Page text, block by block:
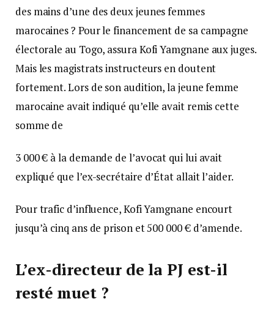
des mains d’une des deux jeunes femmes
marocaines ? Pour le financement de sa campagne
électorale au Togo, assura Kofi Yamgnane aux juges.
Mais les magistrats instructeurs en doutent
fortement. Lors de son audition, la jeune femme
marocaine avait indiqué qu’elle avait remis cette
somme de
3 000 € à la demande de l’avocat qui lui avait
expliqué que l’ex-secrétaire d’État allait l’aider.
Pour trafic d’influence, Kofi Yamgnane encourt
jusqu’à cinq ans de prison et 500 000 € d’amende.
L’ex-directeur de la PJ est-il
resté muet ?